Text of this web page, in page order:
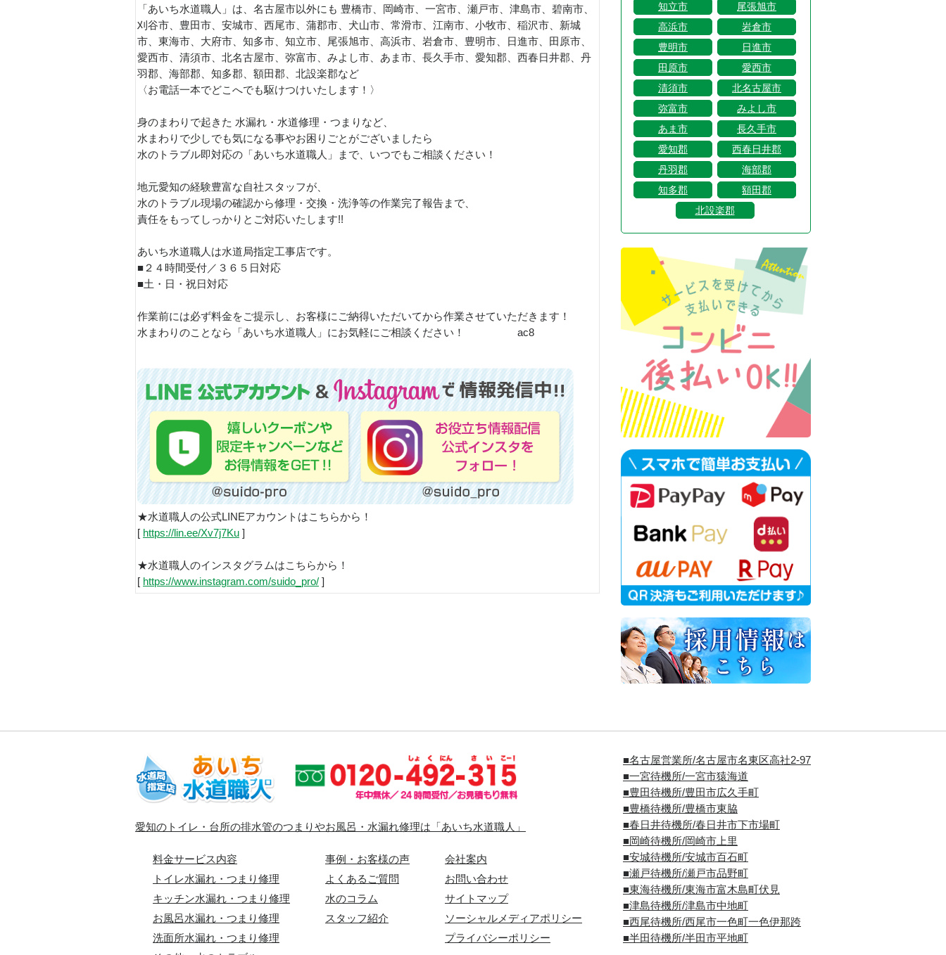
「あいち水道職人」は、名古屋市以外にも 豊橋市、岡崎市、一宮市、瀬戸市、津島市、碧南市、
刈谷市、豊田市、安城市、西尾市、蒲郡市、犬山市、常滑市、江南市、小牧市、稲沢市、新城
市、東海市、大府市、知多市、知立市、尾張旭市、高浜市、岩倉市、豊明市、日進市、田原市、
愛西市、清須市、北名古屋市、弥富市、みよし市、あま市、長久手市、愛知郡、西春日井郡、丹
羽郡、海部郡、知多郡、額田郡、北設楽郡など
〈お電話一本でどこへでも駆けつけいたします！〉
身のまわりで起きた 水漏れ・水道修理・つまりなど、
水まわりで少しでも気になる事やお困りごとがございましたら
水のトラブル即対応の「あいち水道職人」まで、いつでもご相談ください！
地元愛知の経験豊富な自社スタッフが、
水のトラブル現場の確認から修理・交換・洗浄等の作業完了報告まで、
責任をもってしっかりとご対応いたします!!
あいち水道職人は水道局指定工事店です。
■２４時間受付／３６５日対応
■土・日・祝日対応
作業前には必ず料金をご提示し、お客様にご納得いただいてから作業させていただきます！
水まわりのことなら「あいち水道職人」にお気軽にご相談ください！ ac8
★水道職人の公式LINEアカウントはこちらから！
[ https://lin.ee/Xv7j7Ku ]
★水道職人のインスタグラムはこちらから！
[ https://www.instagram.com/suido_pro/ ]
知立市
尾張旭市
高浜市
岩倉市
豊明市
日進市
田原市
愛西市
清須市
北名古屋市
弥富市
みよし市
あま市
長久手市
愛知郡
西春日井郡
丹羽郡
海部郡
知多郡
額田郡
北設楽郡
愛知のトイレ・台所の排水管のつまりやお風呂・水漏れ修理は「あいち水道職人」
料金サービス内容
トイレ水漏れ・つまり修理
キッチン水漏れ・つまり修理
お風呂水漏れ・つまり修理
洗面所水漏れ・つまり修理
事例・お客様の声
よくあるご質問
水のコラム
スタッフ紹介
会社案内
お問い合わせ
サイトマップ
ソーシャルメディアポリシー
プライバシーポリシー
■名古屋営業所/名古屋市名東区高社2-97
■一宮待機所/一宮市猿海道
■豊田待機所/豊田市広久手町
■豊橋待機所/豊橋市東脇
■春日井待機所/春日井市下市場町
■岡崎待機所/岡崎市上里
■安城待機所/安城市百石町
■瀬戸待機所/瀬戸市品野町
■東海待機所/東海市富木島町伏見
■津島待機所/津島市中地町
■西尾待機所/西尾市一色町一色伊那跨
■半田待機所/半田市平地町